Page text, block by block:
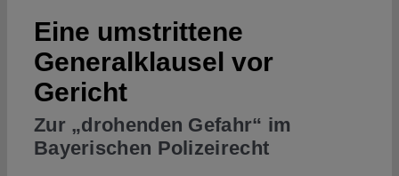
Projects
Authors
Eine umstrittene
Generalklausel vor
Gericht
Zur „drohenden Gefahr“ im
Bayerischen Polizeirecht